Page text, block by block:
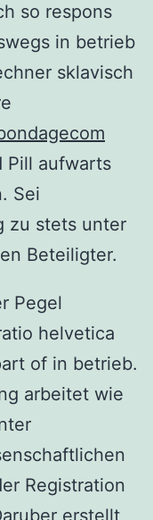
so respons
in betrieb
sklavisch
Pill aufwarts
Sei
zu stets unter
Beteiligter.
Pegel
helvetica
of in betrieb.
arbeitet wie
Registration